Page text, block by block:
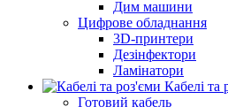
Дим машини
Цифрове обладнання
3D-принтери
Дезінфектори
Ламінатори
Кабелі та
Готовий кабель